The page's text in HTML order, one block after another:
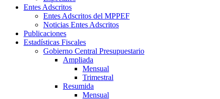
Entes Adscritos
Entes Adscritos del MPPEF
Noticias Entes Adscritos
Publicaciones
Estadísticas Fiscales
Gobierno Central Presupuestario
Ampliada
Mensual
Trimestral
Resumida
Mensual